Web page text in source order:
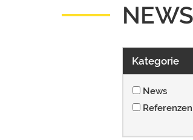
Kategorie
News
Referenzen